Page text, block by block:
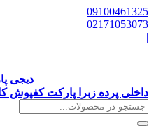
دیجی
پرده زبرا پارکت کفپوش